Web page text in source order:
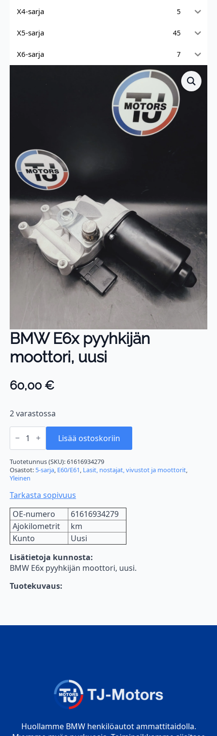
X4-sarja 5
X5-sarja 45
X6-sarja 7
BMW E6x pyyhkijän
moottori, uusi
60,00 €
2 varastossa
BMW
E6x
moottori,
uusi
määrä
Lisää ostoskoriin
Tuotetunnus (SKU):61616934279
Osastot: 5-sarja, E60/E61, Lasit, nostajat, vivustot ja moottorit,
Yleinen
Tarkasta sopivuus
OE-numero
61616934279
Ajokilometrit
km
Kunto
Uusi
Lisätietoja kunnosta:
BMW E6x pyyhkijän moottori, uusi.
Tuotekuvaus:
Huollamme BMW henkilöautot ammattitaidolla.